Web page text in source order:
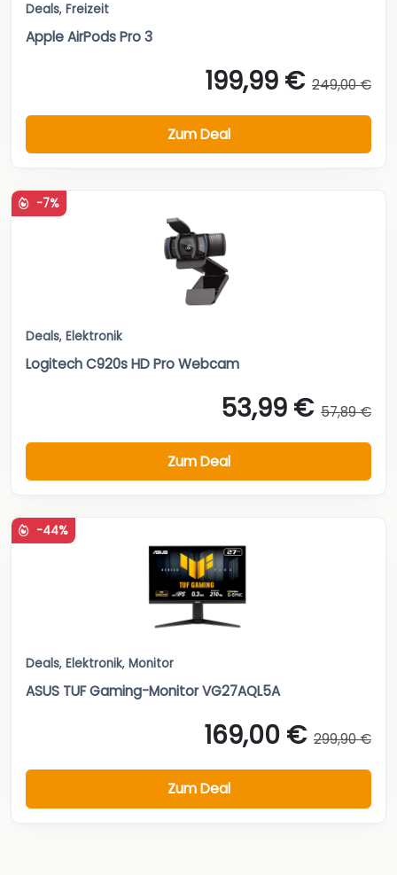
Deals, Freizeit
Apple AirPods Pro 3
199,99 € 249,00 €
Zum Deal
-7%
Deals, Elektronik
Logitech C920s HD Pro Webcam
53,99 € 57,89 €
Zum Deal
-44%
Deals, Elektronik, Monitor
ASUS TUF Gaming-Monitor VG27AQL5A
169,00 € 299,90 €
Zum Deal